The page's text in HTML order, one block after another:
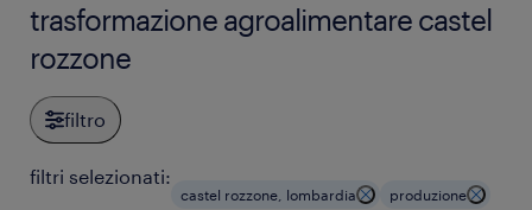
trasformazione agroalimentare castel
rozzone
filtro
filtri selezionati:
castel rozzone, lombardia produzione